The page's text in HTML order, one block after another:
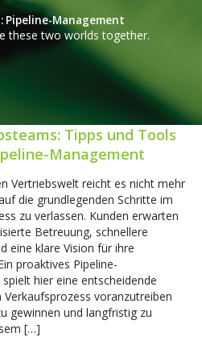
Management
these two worlds together.
Tipps und Tools
Management
Vertriebswelt reicht es nicht mehr
die grundlegenden Schritte im
zu verlassen. Kunden erwarten
Betreuung, schnellere
eine klare Vision für ihre
proaktives Pipeline-
hier eine entscheidende
Verkaufsprozess voranzutreiben
gewinnen und langfristig zu
[…]